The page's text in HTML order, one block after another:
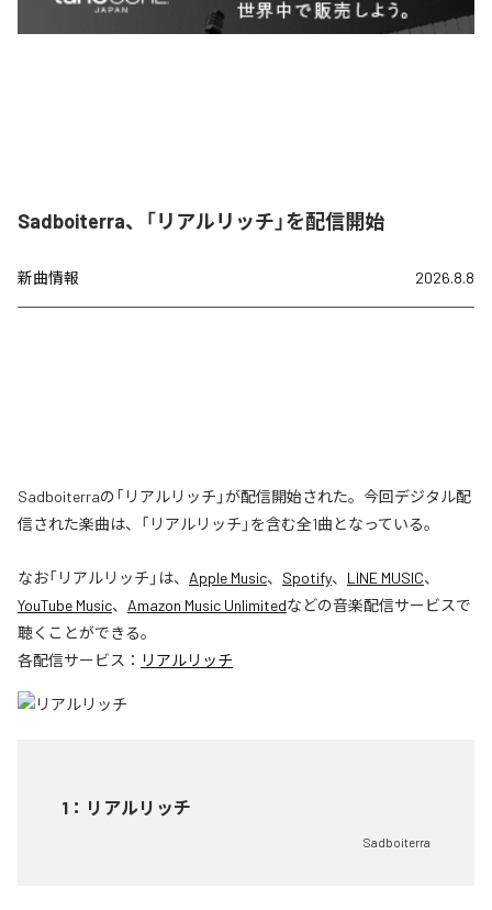
Sadboiterra、「リアルリッチ」を配信開始
新曲情報 2026.8.8
Sadboiterraの「リアルリッチ」が配信開始された。今回デジタル配
信された楽曲は、「リアルリッチ」を含む全1曲となっている。
なお「リアルリッチ 」は、 Apple Music、 Spotify、 LINE MUSIC、
YouTube Music、 Amazon Music Unlimitedなどの音楽配信サービスで
聴くことができる。
各配信サービス： リアルリッチ
1 ： リアルリッチ
Sadboiterra